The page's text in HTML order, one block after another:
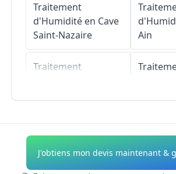
Traitement
d'Humidité en Cave
Saint-Nazaire
Traitement
Traitement
Saint-Michel-Chef-
Chef
Ain
Allier
J'obtiens mon devis maintenant &